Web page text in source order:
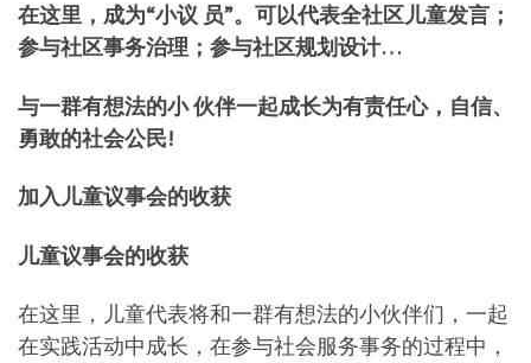
在这里，成为“小议 员”。可以代表全社区儿童发言；
参与社区事务治理；参与社区规划设计…
与一群有想法的小 伙伴一起成长为有责任心，自信、
勇敢的社会公民!
加入儿童议事会的收获
儿童议事会的收获
在这里，儿童代表将和一群有想法的小伙伴们，一起
在实践活动中成长，在参与社会服务事务的过程中，